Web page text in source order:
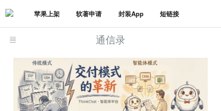
苹果上架 软著申请 封装App 短链接
通信录